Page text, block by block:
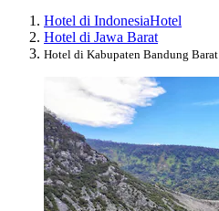
Hotel di IndonesiaHotel
Hotel di Jawa Barat
Hotel di Kabupaten Bandung Barat